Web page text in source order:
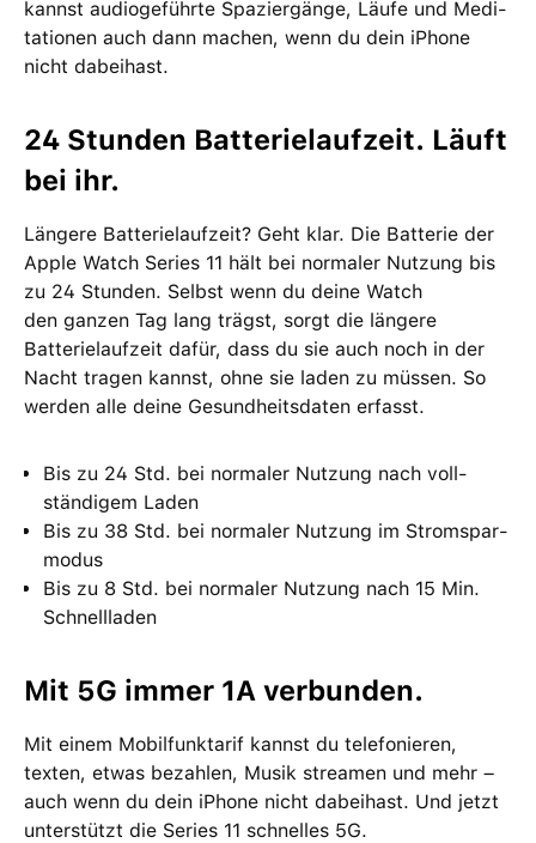
kannst audio­geführte Spazier­gänge, Läufe und Medi­
tationen auch dann machen, wenn du dein iPhone
nicht dabei­hast.
24 Stun­den Batterie­laufzeit. Läuft
bei ihr.
Längere Batterie­lauf­zeit? Geht klar. Die Batterie der
Apple Watch Series 11 hält bei normaler Nutzung bis
zu 24 Stun­den. Selbst wenn du deine Watch
den ganzen Tag lang trägst, sorgt die längere
Batterie­lauf­zeit dafür, dass du sie auch noch in der
Nacht tragen kannst, ohne sie laden zu müssen. So
werden alle deine Gesund­heitsdaten erfasst.
Bis zu 24 Std. bei normaler Nutzung nach voll­
ständigem Laden
Bis zu 38 Std. bei normaler Nutzung im Stromspar­
modus
Bis zu 8 Std. bei normaler Nutzung nach 15 Min.
Schnellladen
Mit 5G immer 1A verbunden.
Mit einem Mobil­funktarif kannst du tele­fonieren,
texten, etwas bezahlen, Musik streamen und mehr –
auch wenn du dein iPhone nicht dabei­hast. Und jetzt
unter­stützt die Series 11 schnelles 5G.